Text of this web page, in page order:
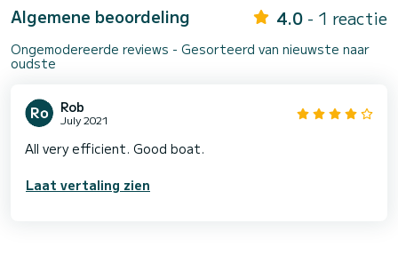
Algemene beoordeling 4.0 - 1 reactie
Ongemodereerde reviews - Gesorteerd van nieuwste naar
oudste
Rob
July 2021
All very efficient. Good boat.
Laat vertaling zien